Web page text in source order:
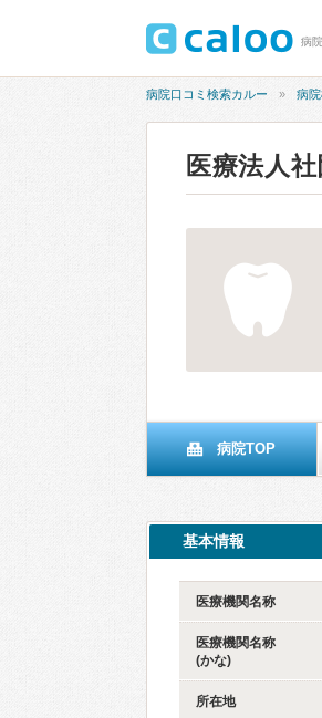
病
病院口コミ検索カルー 病
医療法人
病院TOP
基本情報
医療機関名称
医療機関名称
(かな)
所在地